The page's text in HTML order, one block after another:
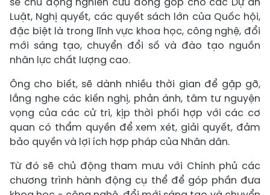
Luật, Nghị quyết, các quyết sách lớn của Quốc hội,
đặc biệt là trong lĩnh vực khoa học, công nghệ, đổi
mới sáng tạo, chuyển đổi số và đào tạo nguồn
nhân lực chất lượng cao.
Ông cho biết, sẽ dành nhiều thời gian để gặp gỡ,
lắng nghe các kiến nghị, phản ánh, tâm tư nguyện
vọng của các cử tri, kịp thời phối hợp với các cơ
quan có thẩm quyền để xem xét, giải quyết, đảm
bảo quyền và lợi ích hợp pháp của Nhân dân.
Từ đó sẽ chủ động tham mưu với Chính phủ các
chương trình hành động cụ thể để góp phần đưa